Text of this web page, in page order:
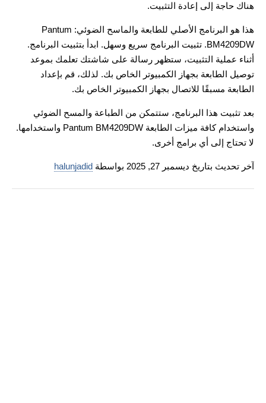
هناك حاجة إلى إعادة التثبيت.
هذا هو البرنامج الأصلي للطابعة والماسح الضوئي: Pantum
BM4209DW. تثبيت البرنامج سريع وسهل. ابدأ بتثبيت البرنامج.
أثناء عملية التثبيت، ستظهر رسالة على شاشتك تعلمك بموعد
توصيل الطابعة بجهاز الكمبيوتر الخاص بك. لذلك، قم بإعداد
الطابعة مسبقًا للاتصال بجهاز الكمبيوتر الخاص بك.
بعد تثبيت هذا البرنامج، ستتمكن من الطباعة والمسح الضوئي
واستخدام كافة ميزات الطابعة Pantum BM4209DW واستخدامها.
لا تحتاج إلى أي برامج أخرى.
آخر تحديث بتاريخ ديسمبر 27, 2025 بواسطة halunjadid